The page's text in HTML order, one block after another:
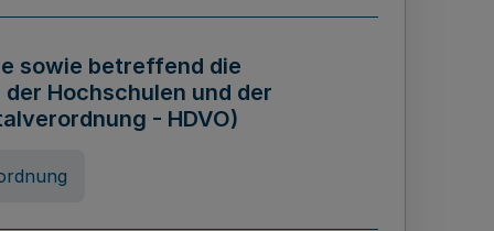
sowie betreffend die
Hochschulen und der
- HDVO)